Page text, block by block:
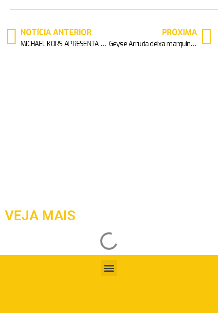
NOTÍCIA ANTERIOR
MICHAEL KORS APRESENTA A NOVA CAMPANHA DE PRIMAVERA 2019 COM A MODELO BELLA HADID
PRÓXIMA
Geyse Arruda deixa marquinha em evidência em show do safadao em SP
VEJA MAIS